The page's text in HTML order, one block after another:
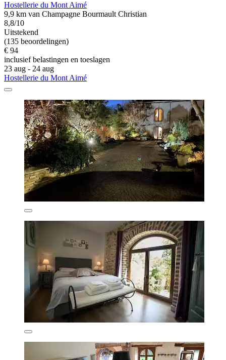
Hostellerie du Mont Aimé
9,9 km van Champagne Bourmault Christian
8,8/10
Uitstekend
(135 beoordelingen)
€ 94
inclusief belastingen en toeslagen
23 aug - 24 aug
Hostellerie du Mont Aimé